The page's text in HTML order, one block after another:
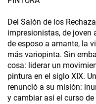
Del Salón de los
impresionistas, de joven
de esposo a amante, la
más variopinta. Sin
cosa: liderar un
pintura en el siglo XIX.
renunció a su misión:
y cambiar así el curso